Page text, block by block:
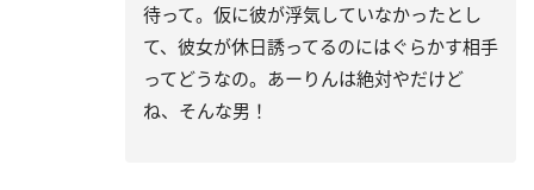
待って。仮に彼が浮気していなかったとし
て、彼女が休日誘ってるのにはぐらかす相手
ってどうなの。あーりんは絶対やだけど
ね、そんな男！